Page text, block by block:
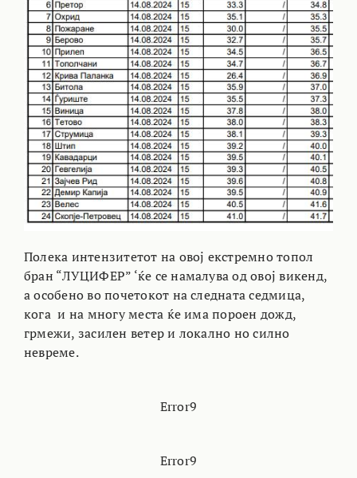
Полека интензитетот на овој екстремно топол
бран “ЛУЦИФЕР” ‘ќе се намалува од овој викенд,
а особено во почетокот на следната седмица,
кога и на многу места ќе има пороен дожд,
грмежи, засилен ветер и локално но силно
невреме.
Error9
Error9